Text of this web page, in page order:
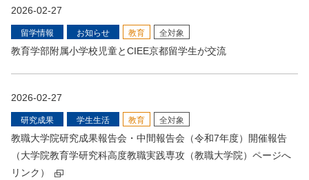
2026-02-27
留学情報 お知らせ 教育 全対象
教育学部附属小学校児童とCIEE京都留学生が交流
2026-02-27
研究成果 学⽣生活 教育 全対象
教職大学院研究成果報告会・中間報告会（令和7年度）開催報告
（大学院教育学研究科高度教職実践専攻（教職大学院）ページへ
リンク）